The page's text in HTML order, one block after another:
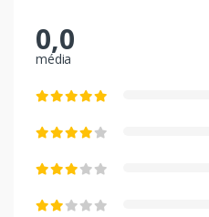
0,0
média